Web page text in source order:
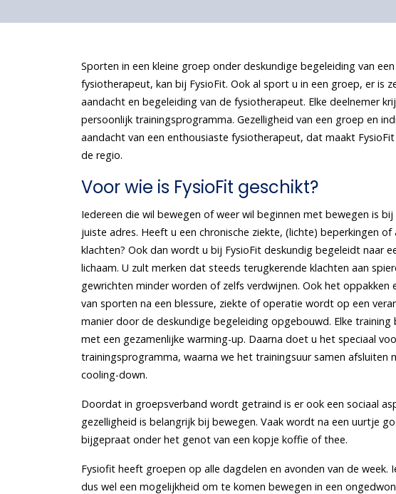
Sporten in een kleine groep onder deskundige begeleiding van
fysiotherapeut, kan bij FysioFit. Ook al sport u in een groep, er is
aandacht en begeleiding van de fysiotherapeut. Elke deelnemer
persoonlijk trainingsprogramma. Gezelligheid van een groep en
aandacht van een enthousiaste fysiotherapeut, dat maakt
de regio.
Voor wie is FysioFit geschikt?
Iedereen die wil bewegen of weer wil beginnen met bewegen is
juiste adres. Heeft u een chronische ziekte, (lichte) beperkingen of
klachten? Ook dan wordt u bij FysioFit deskundig begeleidt naar
lichaam. U zult merken dat steeds terugkerende klachten aan
gewrichten minder worden of zelfs verdwijnen. Ook het oppakken
van sporten na een blessure, ziekte of operatie wordt op een
manier door de deskundige begeleiding opgebouwd. Elke training
met een gezamenlijke warming-up. Daarna doet u het speciaal
trainingsprogramma, waarna we het trainingsuur samen afsluiten
cooling-down.
Doordat in groepsverband wordt getraind is er ook een sociaal
gezelligheid is belangrijk bij bewegen. Vaak wordt na een uurtje
bijgepraat onder het genot van een kopje koffie of thee.
Fysiofit heeft groepen op alle dagdelen en avonden van de week.
dus wel een mogelijkheid om te komen bewegen in een